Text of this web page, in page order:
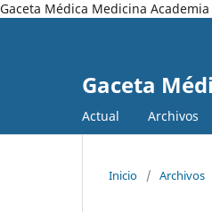
Gaceta Médica Medicina
Gaceta
Actual Archivos
Inicio / Archivos